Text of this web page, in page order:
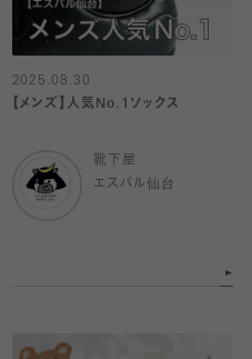
2025.08.30
【メンズ】人気No.1ソックス
靴下屋
エスパル仙台